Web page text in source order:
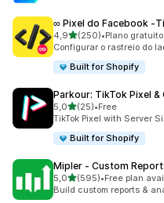
∞ Pixel do Facebook
4,9de 5 estrelas
(250)
250 total de avaliações
•Plano
Configurar o rastreio do
Built for Shopify
Parkour: TikTok Pixel &
5,0de 5 estrelas
(25)
25 total de avaliações
•Free
TikTok Pixel with Server
Built for Shopify
Mipler ‑ Custom
5,0de 5 estrelas
(595)
595 total de avaliações
•Free plan
Build custom reports &